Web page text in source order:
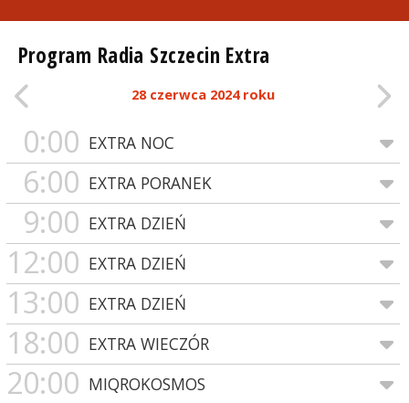
Program Radia Szczecin Extra
28 czerwca 2024 roku
0:00 EXTRA NOC
6:00 EXTRA PORANEK
9:00 EXTRA DZIEŃ
12:00 EXTRA DZIEŃ
13:00 EXTRA DZIEŃ
18:00 EXTRA WIECZÓR
20:00 MIQROKOSMOS